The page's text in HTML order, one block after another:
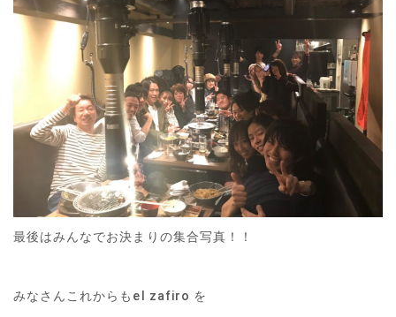
最後はみんなでお決まりの集合写真！！
みなさんこれからもel zafiro を